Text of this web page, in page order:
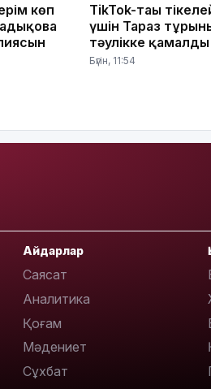
көп
TikTok-тағы
үшін Тараз
тәулікке қамалды
Бүгін, 11:54
Айдарлар
Саясат
Аналитика
Қоғам
Мәдениет
Сұхбат